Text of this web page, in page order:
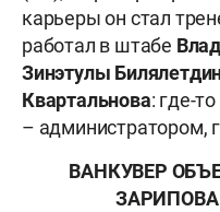
карьеры он стал
работал в штабе
Зинэтулы
Квартальнова: где-
– администратором,
ВАНКУВЕР